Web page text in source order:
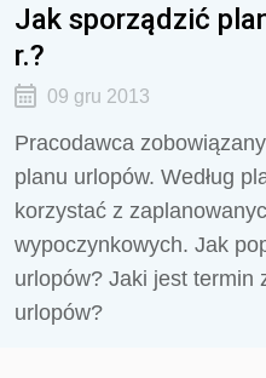
Jak sporządzić
r.?
09 gru 2013
Pracodawca
planu urlopów. Według
korzystać z
wypoczynkowych. Jak
urlopów? Jaki jest termin
urlopów?